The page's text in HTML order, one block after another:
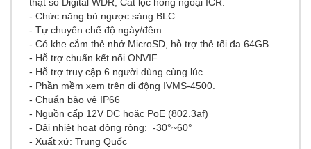
- Chức năng bù ngược sáng BLC.
- Tự chuyển chế độ ngày/đêm
- Có khe cắm thẻ nhớ MicroSD, hỗ trợ thẻ tối đa 64GB.
- Hỗ trợ chuẩn kết nối ONVIF
- Hỗ trợ truy cập 6 người dùng cùng lúc
- Phần mềm xem trên di động IVMS-4500.
- Chuẩn bảo vệ IP66
- Nguồn cấp 12V DC hoặc PoE (802.3af)
- Dải nhiệt hoạt động rộng: -30°~60°
- Xuất xứ: Trung Quốc